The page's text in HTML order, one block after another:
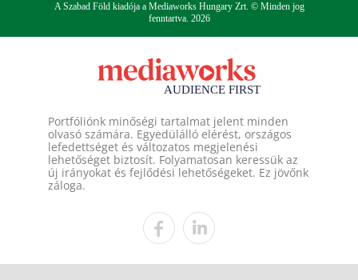
A Szabad Föld kiadója a Mediaworks Hungary Zrt. © Minden jog
fenntartva. 2026
Portfóliónk minőségi tartalmat jelent minden
olvasó számára. Egyedülálló elérést, országos
lefedettséget és változatos megjelenési
lehetőséget biztosít. Folyamatosan keressük az
új irányokat és fejlődési lehetőségeket. Ez jövőnk
záloga.